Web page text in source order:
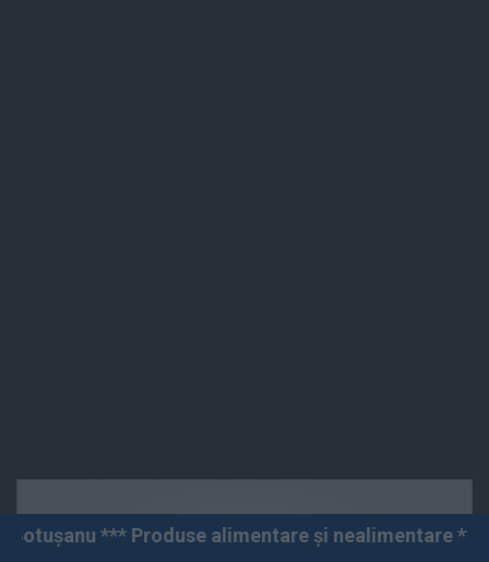
alimentare și nealimentare *** Vânzări angro